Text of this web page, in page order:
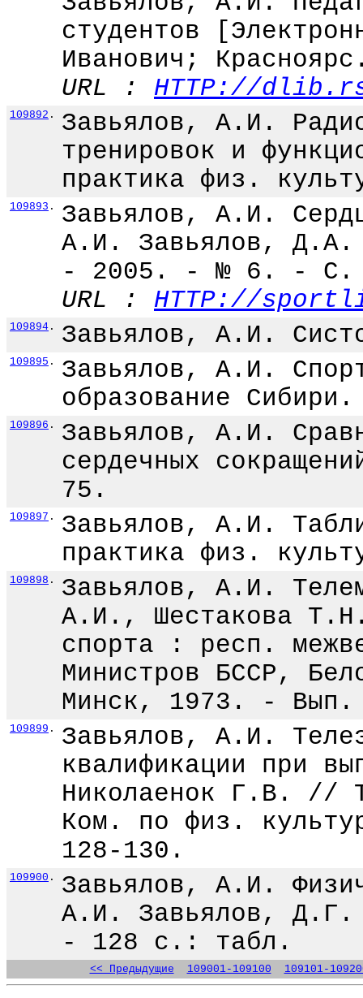
студентов
Иванович;
URL : HTTP://
109892 .
Завьялов, А.И.
тренировок и
практика физ.
109893 .
Завьялов, А.И.
А.И. Завьялов, Д.А.
- 2005. - № 6. - С.
URL : HTTP://
109894 . Завьялов, А.И.
109895 .
Завьялов, А.И.
образование
109896 .
Завьялов, А.И.
сердечных
75.
109897 .
Завьялов, А.И.
практика физ.
109898 .
Завьялов, А.И.
А.И., Шестакова
спорта : респ.
Министров БССР,
Минск, 1973. -
109899 .
Завьялов, А.И.
квалификации при
Николаенок Г.В. //
Ком. по физ.
128-130.
109900 .
Завьялов, А.И.
А.И. Завьялов, Д.Г.
- 128 с.: табл.
<< Предыдущие 109001-109100 109101-